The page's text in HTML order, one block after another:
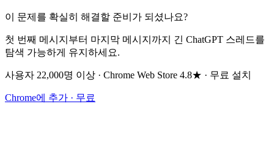
이 문제를 확실히 해결할 준비가 되셨나요?
첫 번째 메시지부터 마지막 메시지까지 긴 ChatGPT 스레드를
탐색 가능하게 유지하세요.
사용자 22,000명 이상 · Chrome Web Store 4.8★ · 무료 설치
Chrome에 추가 · 무료